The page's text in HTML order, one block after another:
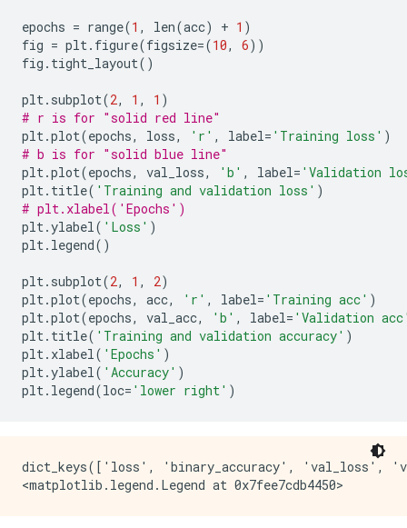
epochs = range(1 , len(acc) + 1 )
fig = plt. figure(figsize=(10, 6))
fig . tight_layout()
plt. subplot(2, 1 , 1 )
# r is for "solid red line"
plt.plot(epochs, loss, 'r' , label= 'Training loss' )
# b is for "solid blue line"
plt.plot(epochs, val_loss, 'b' , label= 'Validation
plt. title( 'Training and validation loss' )
# plt.xlabel('Epochs')
plt.ylabel( 'Loss' )
plt. legend()
plt. subplot(2, 1 , 2)
plt.plot(epochs, acc, 'r' , label= 'Training acc' )
plt.plot(epochs, val_acc, 'b' , label= 'Validation
plt. title( 'Training and validation accuracy' )
plt. xlabel( 'Epochs' )
plt.ylabel( 'Accuracy' )
plt. legend(loc= 'lower right' )
dict_keys(['loss', 'binary_accuracy', 'val_loss',